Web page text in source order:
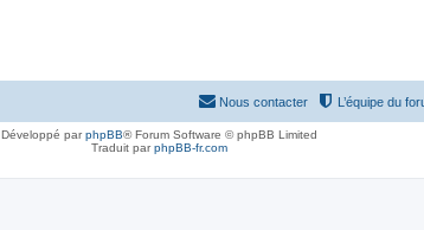
L’équipe du
Nous contacter
Développé parphpBB® Forum Software © phpBB Limited
Traduit parphpBB-fr.com